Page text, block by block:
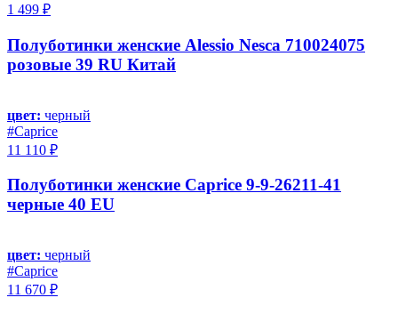
1 499 ₽
Полуботинки женские Alessio Nesca 710024075
розовые 39 RU Китай
цвет: черный
#Caprice
11 110 ₽
Полуботинки женские Caprice 9-9-26211-41
черные 40 EU
цвет: черный
#Caprice
11 670 ₽